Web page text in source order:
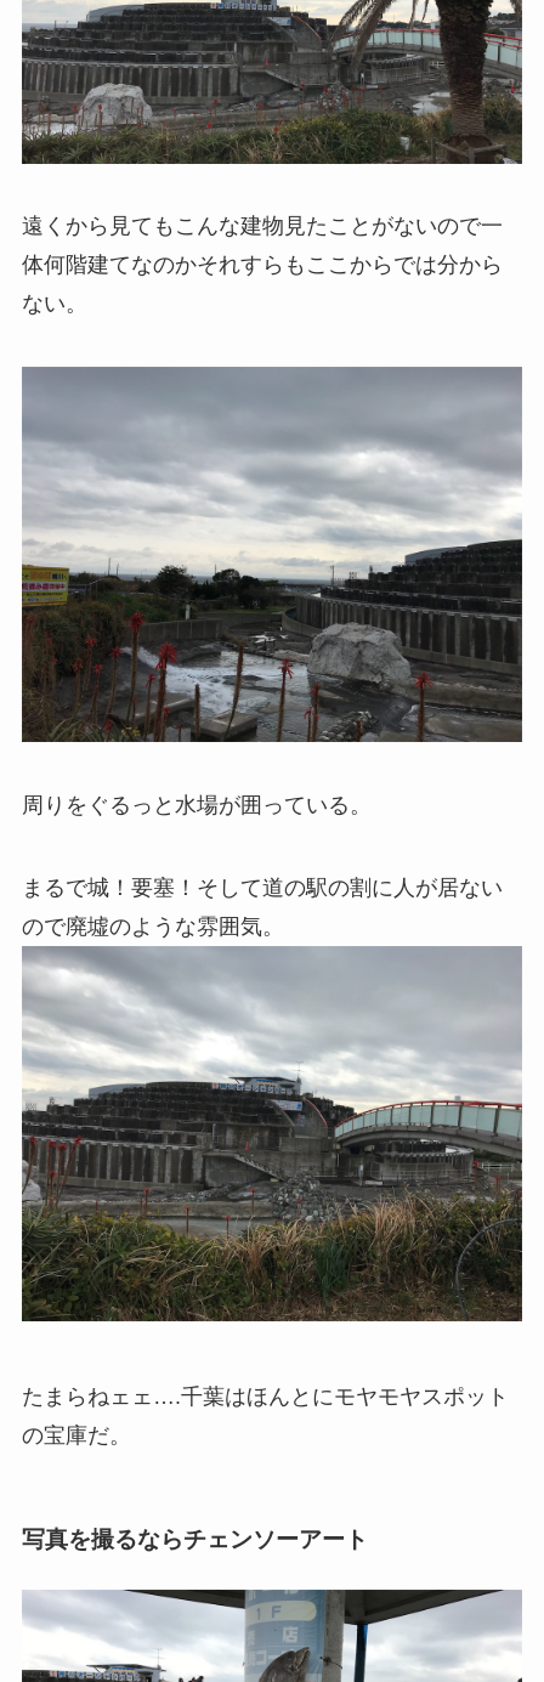
遠くから見てもこんな建物見たことがないので一
体何階建てなのかそれすらもここからでは分から
ない。
周りをぐるっと水場が囲っている。
まるで城！要塞！そして道の駅の割に人が居ない
ので廃墟のような雰囲気。
たまらねェェ….千葉はほんとにモヤモヤスポット
の宝庫だ。
写真を撮るならチェンソーアート